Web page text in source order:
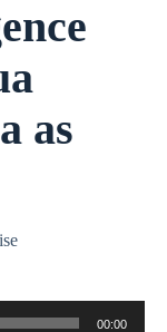
as
00:00